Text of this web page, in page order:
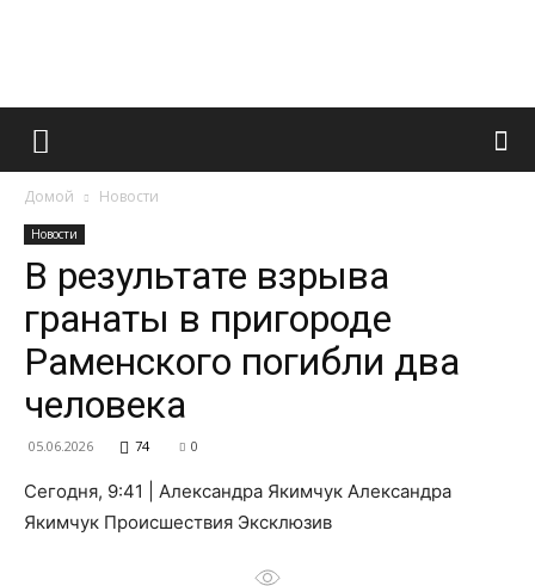
Французский
и
Домой Новости
Новости
В результате взрыва
гранаты в пригороде
Раменского погибли два
человека
05.06.2026 74 0
Сегодня, 9:41 | Александра Якимчук Александра
Якимчук Происшествия Эксклюзив